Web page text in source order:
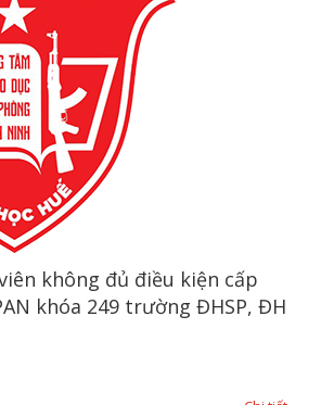
không đủ điều kiện cấp
khóa 249 trường ĐHSP, ĐH